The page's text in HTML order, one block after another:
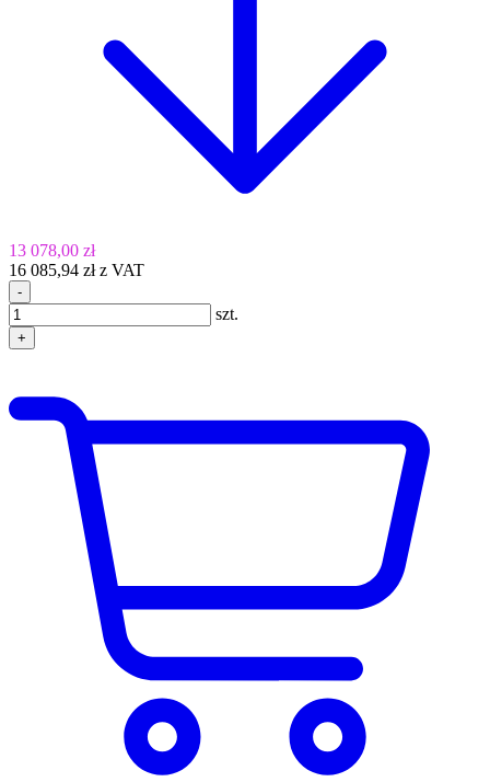
13 078,00 zł
16 085,94 zł z VAT
-
szt.
+